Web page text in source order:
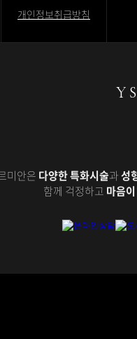
개인정보취급방침
Y
미안은 다양한 특화시술과성
함께 걱정하고 마음